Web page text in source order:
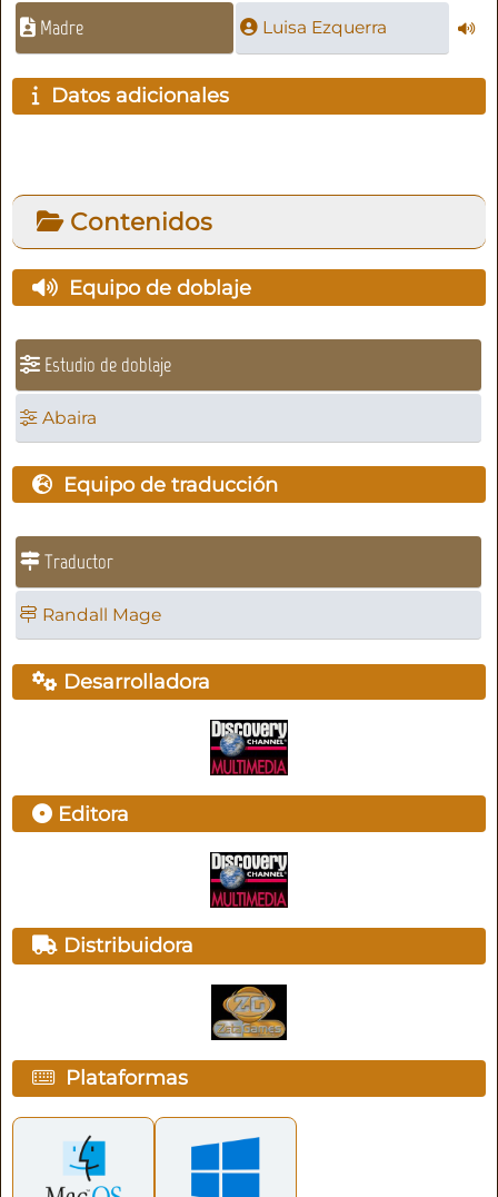
Madre Luisa Ezquerra
Datos adicionales
Contenidos
Equipo de doblaje
Estudio de doblaje
Abaira
Equipo de traducción
Traductor
Randall Mage
Desarrolladora
Editora
Distribuidora
Plataformas